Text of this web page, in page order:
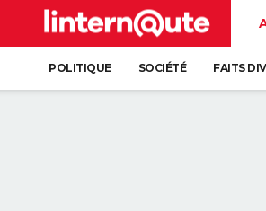
POLITIQUE SOCIÉTÉ FAITS